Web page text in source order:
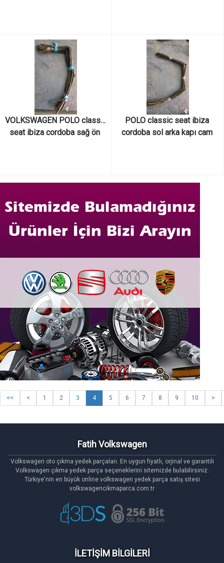
leon  altea toledo  audi a1 a3
1.4 tdı cavd kodlu motor ve
motor parçaları
leon  altea toledo  audi a1 a3
1.4 tdı caxa kodlu motor ve
motor parçaları
VOLKSWAGEN POLO classic
seat ibiza cordoba sağ ön
POLO classic seat ibiza
cordoba sol arka kapı cam
<< < 1 2 3 4 5 6 7 8 9 10 >
Fatih Volkswagen
Volkswagen oto çıkma yedek parçaları. En uygun fiyatlı, orjinal ve garantili
Volkswagen çıkma yedek parça seçeneklerini sitemizde bulabilirsiniz.
Türkiye'nin en büyük online volkswagen yedek parça satış sitesi
volkswagencikmaparca.com.tr
İLETİŞİM BİLGİLERİ